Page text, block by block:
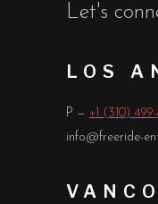
Let's
LOS
P — +1 (310) 499-
info@freeride-